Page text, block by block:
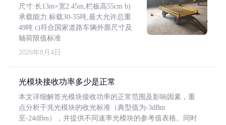
尺寸:长13m×宽2.45m,栏板高55cm b)
承载能力:标载30-35吨,最大允许总重
49吨 c)符合国家道路车辆外廓尺寸及
轴荷限值标准
2026年8月4日
光模块接收功率多少是正常
本文详细解答光模块接收功率的正常范围及影响因素，重
点分析千兆光模块的收光标准（典型值为-3dBm
至-24dBm），并提供不同速率光模块的参考值表格。同时